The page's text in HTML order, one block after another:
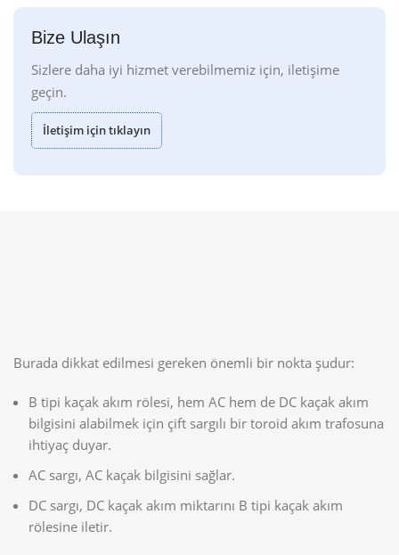
Bize Ulaşın
Sizlere daha iyi hizmet verebilmemiz için, iletişime
geçin.
İletişim için tıklayın
Burada dikkat edilmesi gereken önemli bir nokta şudur:
B tipi kaçak akım rölesi, hem AC hem de DC kaçak akım
bilgisini alabilmek için çift sargılı bir toroid akım trafosuna
ihtiyaç duyar.
AC sargı, AC kaçak bilgisini sağlar.
DC sargı, DC kaçak akım miktarını B tipi kaçak akım
rölesine iletir.